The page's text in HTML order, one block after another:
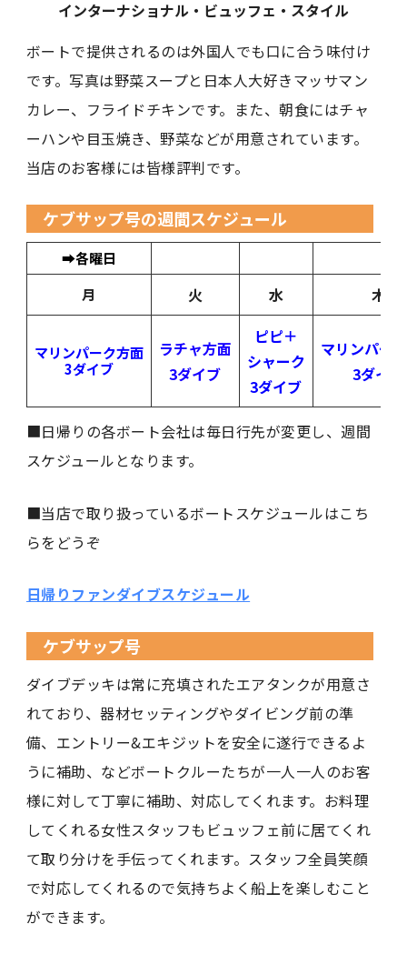
インターナショナル・ビュッフェ・スタイル
ボートで提供されるのは外国人でも口に合う味付け
です。写真は野菜スープと日本人大好きマッサマン
カレー、フライドチキンです。また、朝食にはチャ
ーハンや目玉焼き、野菜などが用意されています。
当店のお客様には皆様評判です。
ケブサップ号の週間スケジュール
➡各曜日
月
火 水 木
マリンパーク方面
3ダイブ
ラチャ方面
3ダイブ
ピピ＋
シャーク
3ダイブ
マリンパー
3ダイブ
■日帰りの各ボート会社は毎日行先が変更し、週間
スケジュールとなります。
■当店で取り扱っているボートスケジュールはこち
らをどうぞ
日帰りファンダイブスケジュール
ケブサップ号
ダイブデッキは常に充填されたエアタンクが用意さ
れており、器材セッティングやダイビング前の準
備、エントリー&エキジットを安全に遂行できるよ
うに補助、などボートクルーたちが一人一人のお客
様に対して丁寧に補助、対応してくれます。お料理
してくれる女性スタッフもビュッフェ前に居てくれ
て取り分けを手伝ってくれます。スタッフ全員笑顔
で対応してくれるので気持ちよく船上を楽しむこと
ができます。